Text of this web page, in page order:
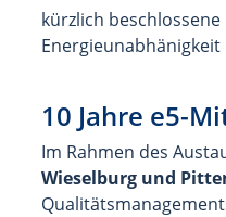
kürzlich
10 Jahre e5-
Im Rahmen des
Wieselburg und